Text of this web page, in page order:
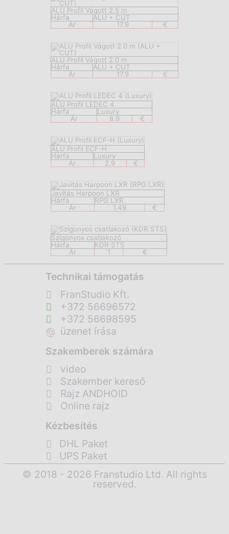
ALU Profil Vágott 2.5 m
Hárfa
ALU + CUT
Ár
17.9 €
ALU Profil Vágott 2.0 m
Hárfa
ALU + CUT
Ár
17.9 €
ALU Profil LEDEC 4
Hárfa
Luxury
Ár
8.9 €
ALU Profil ECF-H
Hárfa
Luxury
Ár
2.9 €
Javítás Harpoon LXR
Hárfa
RPG LXR
Ár
1.49 €
Szigonyos csatlakozó
Hárfa
KDR STS
Ár
1 €
Technikai támogatás
FranStudio Kft.
+372 56696572
+372 56698595
@ üzenet írása
Szakemberek számára
video
Szakember kereső
Rajz ANDHOID
Online rajz
Kézbesítés
DHL Paket
UPS Paket
© 2018 - 2026 Franstudio Ltd. All rights
reserved.